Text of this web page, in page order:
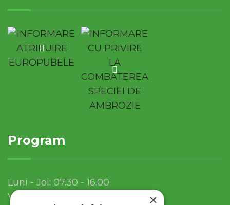
Program
Luni - Joi: 07.30 - 16.00
Vineri: 07.30 - 13.30
×